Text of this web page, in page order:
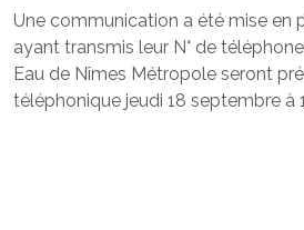
Une communication a été mise en
ayant transmis leur N° de
Eau de Nîmes Métropole seront
téléphonique jeudi 18 septembre à